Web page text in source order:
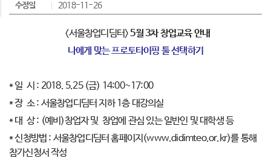
수정일
2018-11-26
<서울창업디딤터>5월 3차 창업교육 안내
나에게 맞는 프로토타이핑 툴 선택하기
* 일 시 : 2018. 5.25 (금) 14:00~17:00
* 장 소 : 서울창업디딤터 지하 1층 대강의실
* 대 상 : (예비)창업자 및 창업에 관심 있는 일반인 및 대학생 등
* 신청방법 : 서울창업디딤터 홈페이지(www.didimteo.or.kr)를 통해
참가신청서 작성